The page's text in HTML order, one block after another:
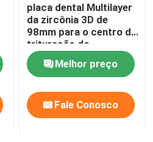
placa dental Multilayer
da zircônia 3D de
98mm para o centro de
trituração do
laboratório dental
Melhor preço
Fale Conosco